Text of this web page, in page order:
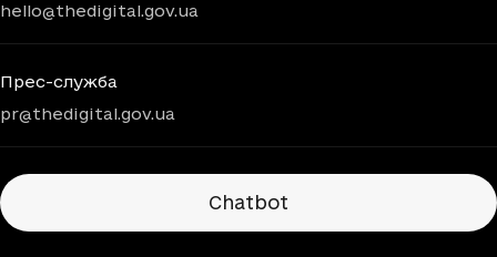
hello@thedigital.gov.ua
Прес-служба
pr@thedigital.gov.ua
Chatbots
Chatbot